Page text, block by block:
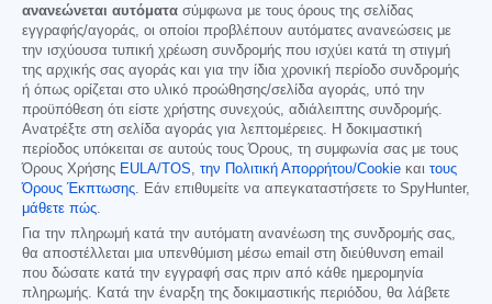
ανανεώνεται αυτόματα σύμφωνα με τους όρους της σελίδας
εγγραφής/αγοράς, οι οποίοι προβλέπουν αυτόματες ανανεώσεις με
την ισχύουσα τυπική χρέωση συνδρομής που ισχύει κατά τη στιγμή
της αρχικής σας αγοράς και για την ίδια χρονική περίοδο συνδρομής
ή όπως ορίζεται στο υλικό προώθησης/σελίδα αγοράς, υπό την
προϋπόθεση ότι είστε χρήστης συνεχούς, αδιάλειπτης συνδρομής.
Ανατρέξτε στη σελίδα αγοράς για λεπτομέρειες. Η δοκιμαστική
περίοδος υπόκειται σε αυτούς τους Όρους, τη συμφωνία σας με τους
Όρους Χρήσης EULA/TOS, την Πολιτική Απορρήτου/Cookie και τους
Όρους Έκπτωσης. Εάν επιθυμείτε να απεγκαταστήσετε το SpyHunter,
μάθετε πώς.
Για την πληρωμή κατά την αυτόματη ανανέωση της συνδρομής σας,
θα αποστέλλεται μια υπενθύμιση μέσω email στη διεύθυνση email
που δώσατε κατά την εγγραφή σας πριν από κάθε ημερομηνία
πληρωμής. Κατά την έναρξη της δοκιμαστικής περιόδου, θα λάβετε